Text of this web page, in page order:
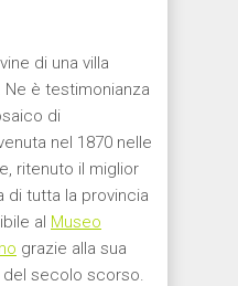
di una villa
Ne è testimonianza
di
nel 1870 nelle
ritenuto il miglior
di tutta la provincia
al Museo
grazie alla sua
secolo scorso.